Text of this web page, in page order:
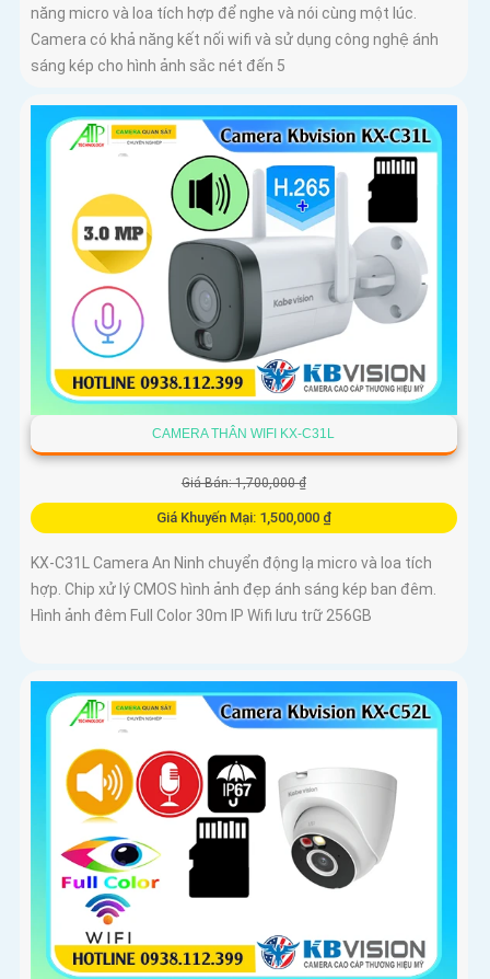
năng micro và loa tích hợp để nghe và nói cùng một lúc.
Camera có khả năng kết nối wifi và sử dụng công nghệ ánh
sáng kép cho hình ảnh sắc nét đến 5
CAMERA THÂN WIFI KX-C31L
Giá Bán: 1,700,000 ₫
Giá Khuyến Mại: 1,500,000 ₫
KX-C31L Camera An Ninh chuyển động lạ micro và loa tích
hợp. Chip xử lý CMOS hình ảnh đẹp ánh sáng kép ban đêm.
Hình ảnh đêm Full Color 30m IP Wifi lưu trữ 256GB